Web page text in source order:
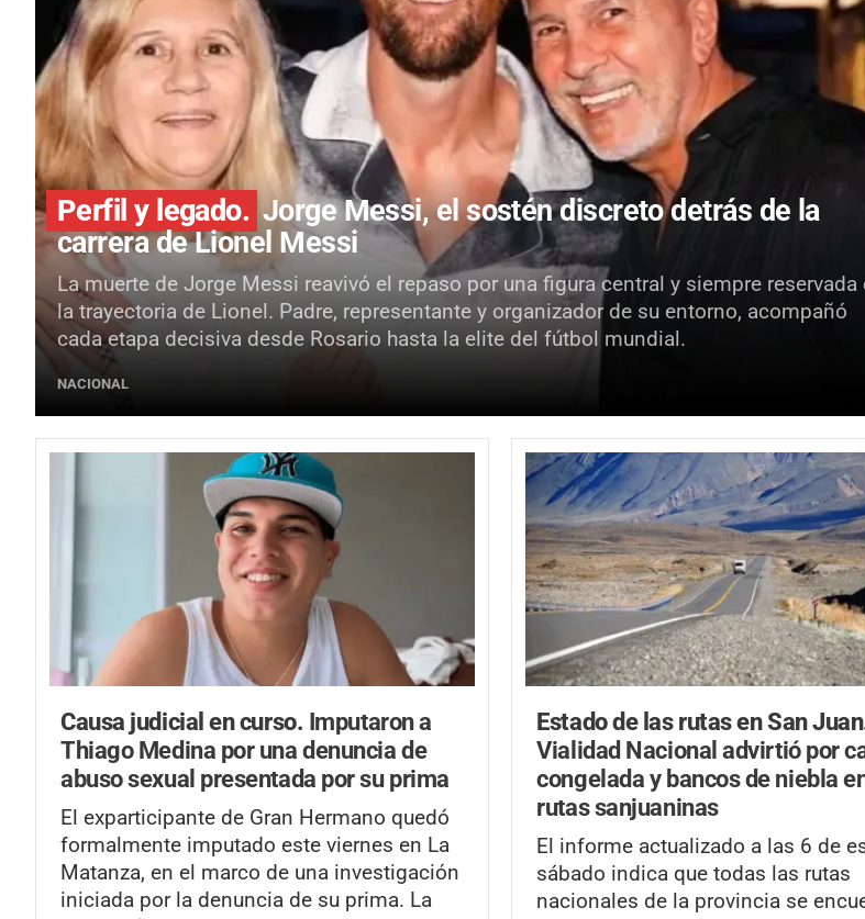
Perfil y legado. Jorge Messi, el sostén discreto detrás de la
carrera de Lionel Messi
La muerte de Jorge Messi reavivó el repaso por una figura central y siempre reservada
la trayectoria de Lionel. Padre, representante y organizador de su entorno, acompañó
cada etapa decisiva desde Rosario hasta la elite del fútbol mundial.
NACIONAL
Causa judicial en curso. Imputaron a
Thiago Medina por una denuncia de
abuso sexual presentada por su prima
El exparticipante de Gran Hermano quedó
formalmente imputado este viernes en La
Matanza, en el marco de una investigación
iniciada por la denuncia de su prima. La
Estado de las rutas en San
Vialidad Nacional advirtió por
congelada y bancos de niebla
rutas sanjuaninas
El informe actualizado a las 6 de
sábado indica que todas las rutas
nacionales de la provincia se